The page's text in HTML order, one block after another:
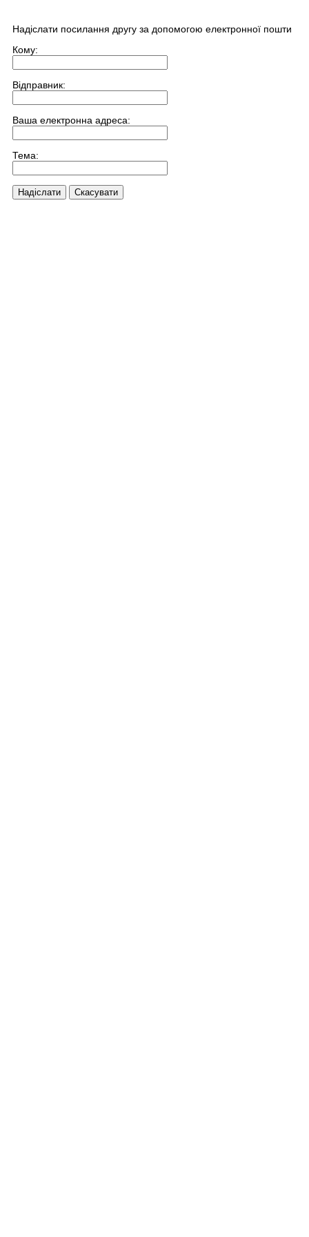
Надіслати посилання другу за допомогою електронної пошти
Кому:
Відправник:
Ваша електронна адреса:
Тема:
Надіслати Скасувати